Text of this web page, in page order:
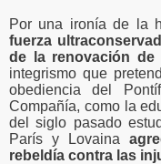
Por una ironía de la
fuerza
de la renovación de
integrismo que
obediencia del
Compañía, como la
del siglo pasado
París y Lovaina
rebeldía contra las